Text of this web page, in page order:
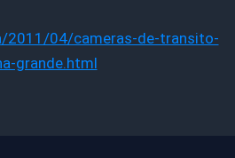
04/cameras-de-transito-
grande.html